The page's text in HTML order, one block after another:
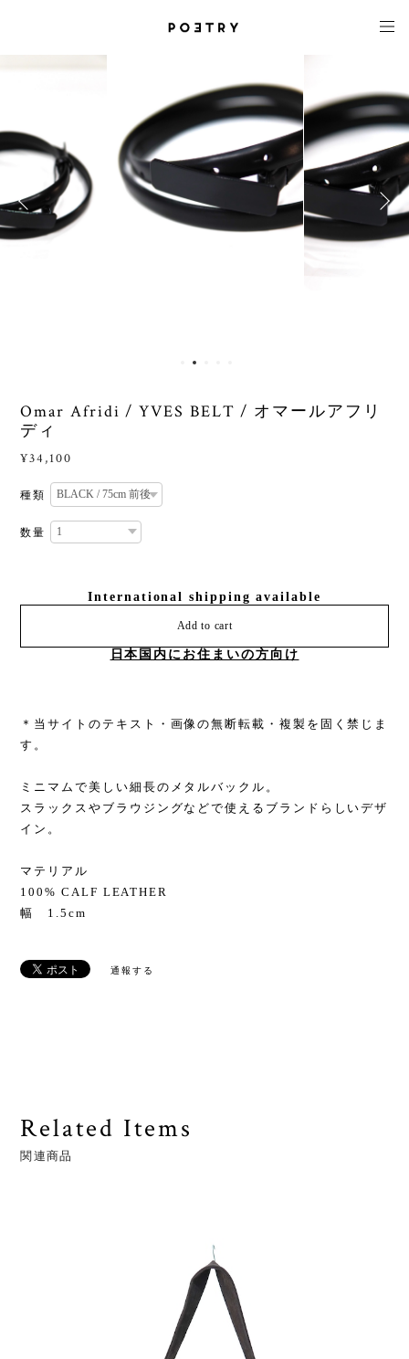
Omar Afridi / YVES BELT / オマールアフリ
ディ
¥34,100
種類
数量
International shipping available
Add to cart
日本国内にお住まいの方向け
＊当サイトのテキスト・画像の無断転載・複製を固く禁じま
す。
ミニマムで美しい細長のメタルバックル。
スラックスやブラウジングなどで使えるブランドらしいデザ
イン。
マテリアル
100% CALF LEATHER
幅 1.5cm
通報する
Related Items
関連商品